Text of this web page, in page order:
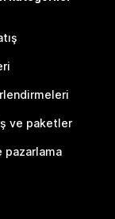
ve paketler
pazarlama